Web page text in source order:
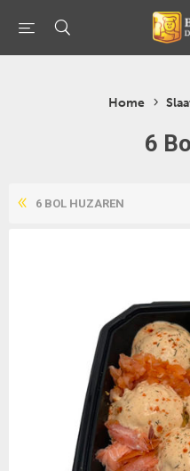
Home
6
6 BOL HUZAREN